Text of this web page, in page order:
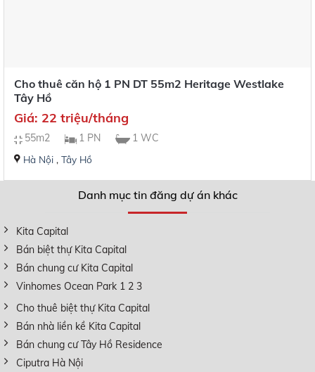
Cho thuê căn hộ 1 PN DT 55m2 Heritage Westlake
Tây Hồ
Giá: 22 triệu/tháng
55m2 1 PN 1 WC
Hà Nội, Tây Hồ
Danh mục tin đăng dự án khác
Kita Capital
Bán biệt thự Kita Capital
Bán chung cư Kita Capital
Vinhomes Ocean Park 1 2 3
Cho thuê biệt thự Kita Capital
Bán nhà liền kề Kita Capital
Bán chung cư Tây Hồ Residence
Ciputra Hà Nội